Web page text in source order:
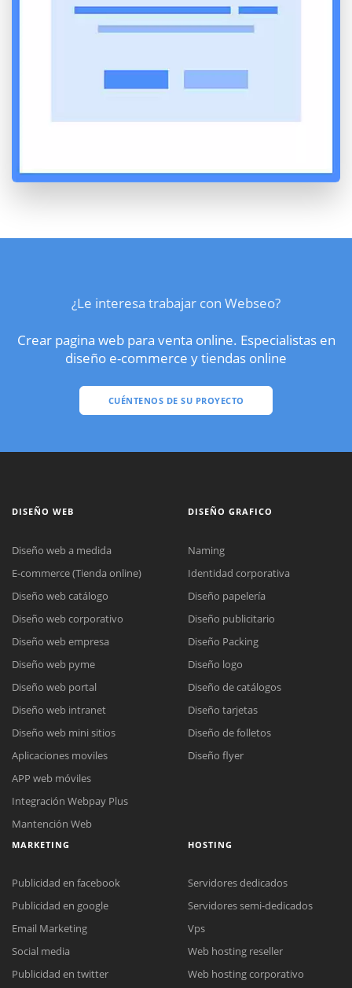
¿Le interesa trabajar con Webseo?
Crear pagina web para venta online. Especialistas en
diseño e-commerce y tiendas online
CUÉNTENOS DE SU PROYECTO
DISEÑO WEB
Diseño web a medida
E-commerce (Tienda online)
Diseño web catálogo
Diseño web corporativo
Diseño web empresa
Diseño web pyme
Diseño web portal
Diseño web intranet
Diseño web mini sitios
Aplicaciones moviles
APP web móviles
Integración Webpay Plus
Mantención Web
DISEÑO GRAFICO
Naming
Identidad corporativa
Diseño papelería
Diseño publicitario
Diseño Packing
Diseño logo
Diseño de catálogos
Diseño tarjetas
Diseño de folletos
Diseño flyer
MARKETING
Publicidad en facebook
Publicidad en google
Email Marketing
Social media
Publicidad en twitter
HOSTING
Servidores dedicados
Servidores semi-dedicados
Vps
Web hosting reseller
Web hosting corporativo